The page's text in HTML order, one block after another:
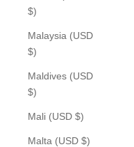
$)
Malaysia (USD
$)
Maldives (USD
$)
Mali (USD $)
Malta (USD $)